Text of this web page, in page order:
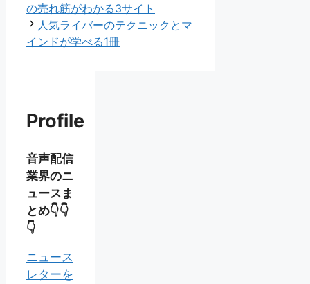
ゴ
リ
ー
の売れ筋がわかる3サイト
人気ライバーのテクニックとマ
インドが学べる1冊
Profile
音声配信
業界のニ
ュースま
とめ👇👇
👇
ニュース
レターを